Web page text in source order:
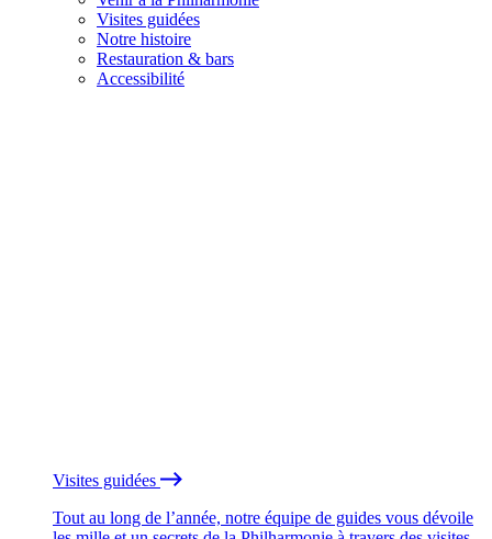
Visites guidées
Notre histoire
Restauration & bars
Accessibilité
Visites guidées
Tout au long de l’année, notre équipe de guides vous dévoile